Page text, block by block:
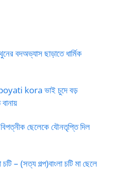
বদঅভ্যাস ছাড়াতে ধার্মিক
kora ভাই চুদে বড়
ছেলেকে যৌনতৃপ্তি দিল
চটি – (সত্য গল্প)বাংলা চটি মা ছেলে